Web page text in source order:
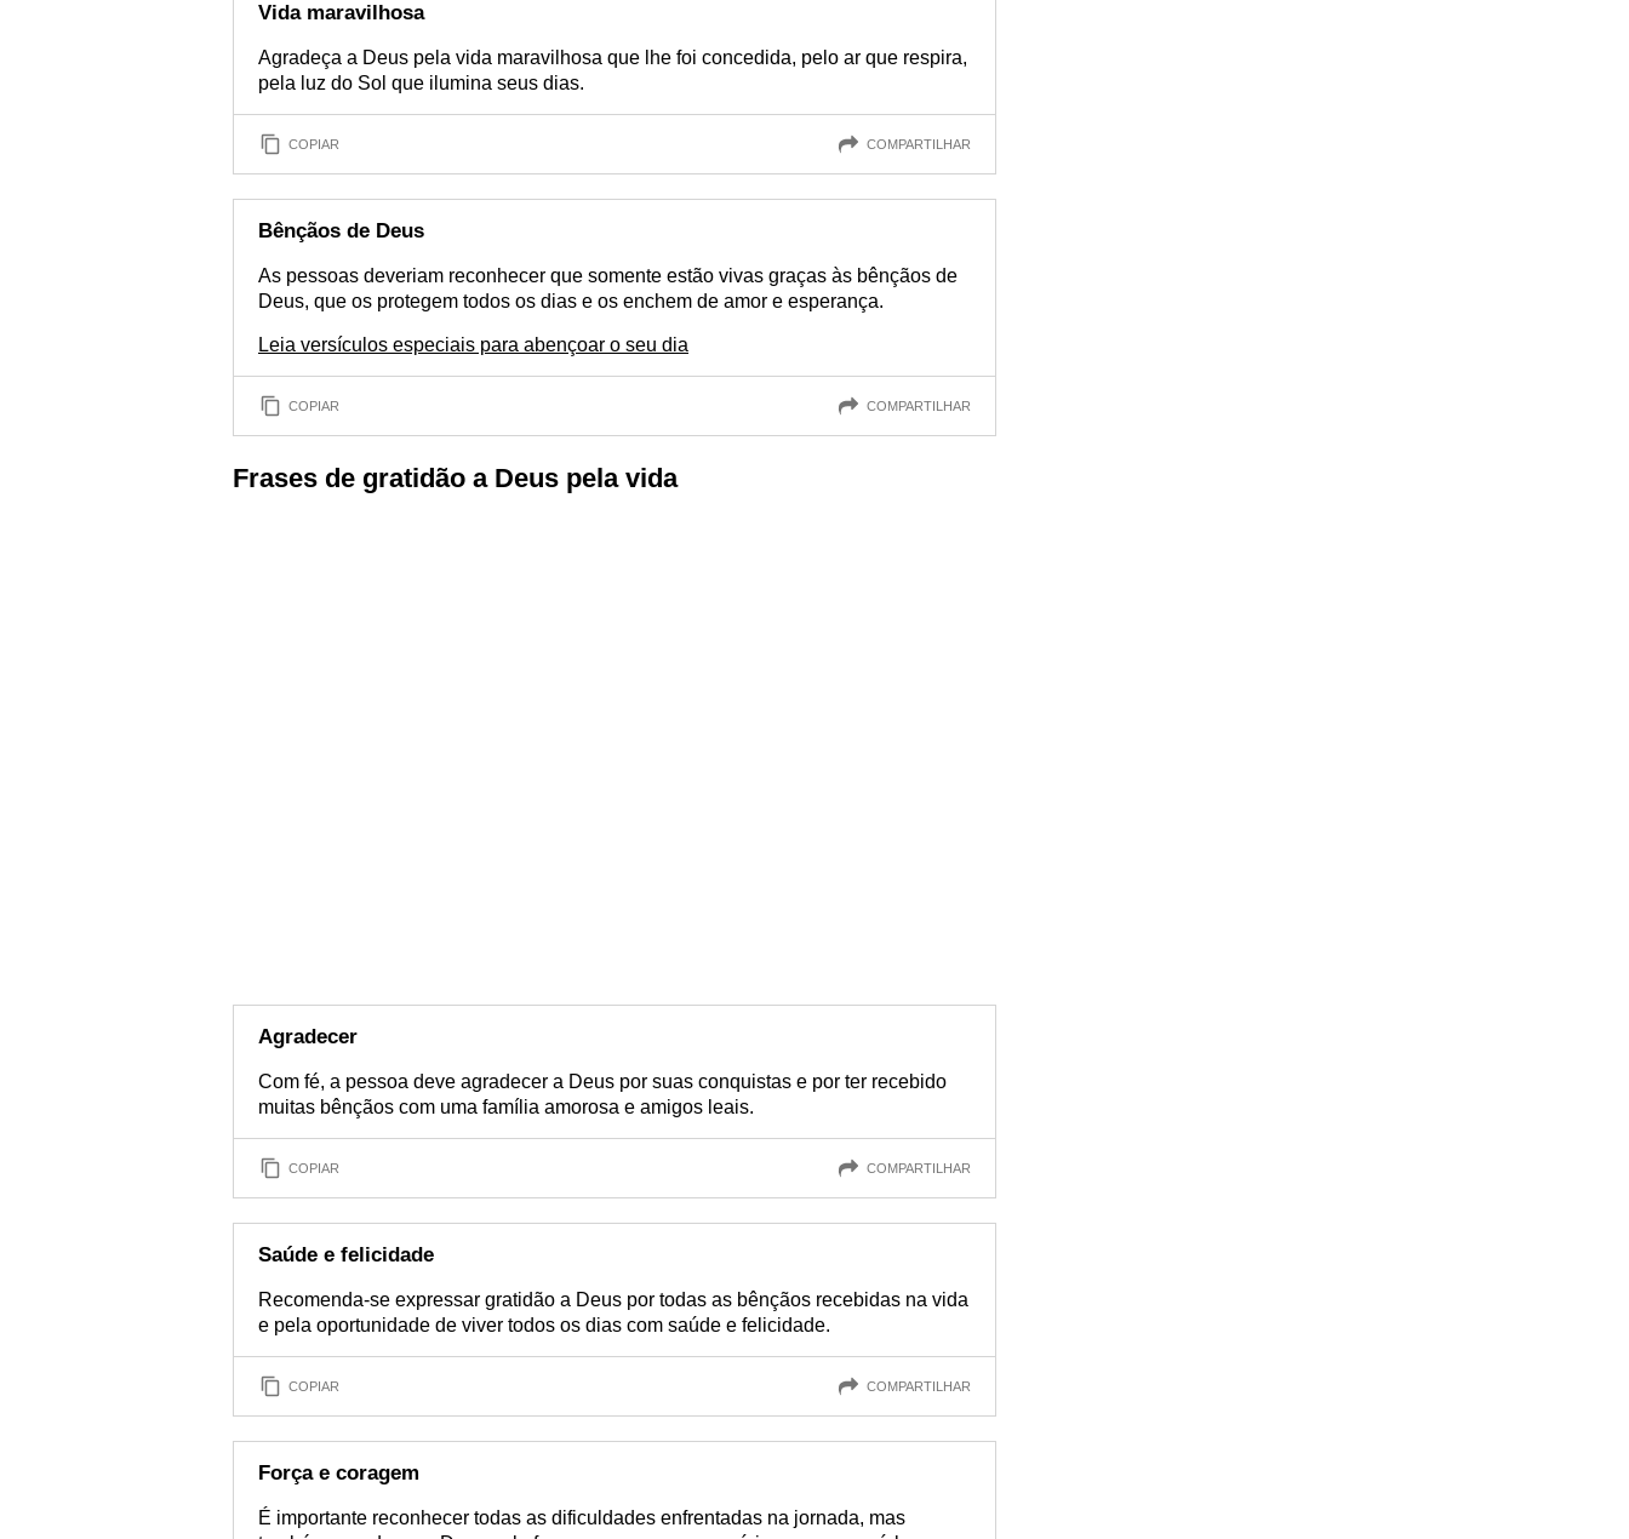
Vida maravilhosa
Agradeça a Deus pela vida maravilhosa que lhe foi concedida, pelo ar que respira,
pela luz do Sol que ilumina seus dias.
COPIAR COMPARTILHAR
Bênçãos de Deus
As pessoas deveriam reconhecer que somente estão vivas graças às bênçãos de
Deus, que os protegem todos os dias e os enchem de amor e esperança.
Leia versículos especiais para abençoar o seu dia
COPIAR COMPARTILHAR
Frases de gratidão a Deus pela vida
Agradecer
Com fé, a pessoa deve agradecer a Deus por suas conquistas e por ter recebido
muitas bênçãos com uma família amorosa e amigos leais.
COPIAR COMPARTILHAR
Saúde e felicidade
Recomenda-se expressar gratidão a Deus por todas as bênçãos recebidas na vida
e pela oportunidade de viver todos os dias com saúde e felicidade.
COPIAR COMPARTILHAR
Força e coragem
É importante reconhecer todas as dificuldades enfrentadas na jornada, mas